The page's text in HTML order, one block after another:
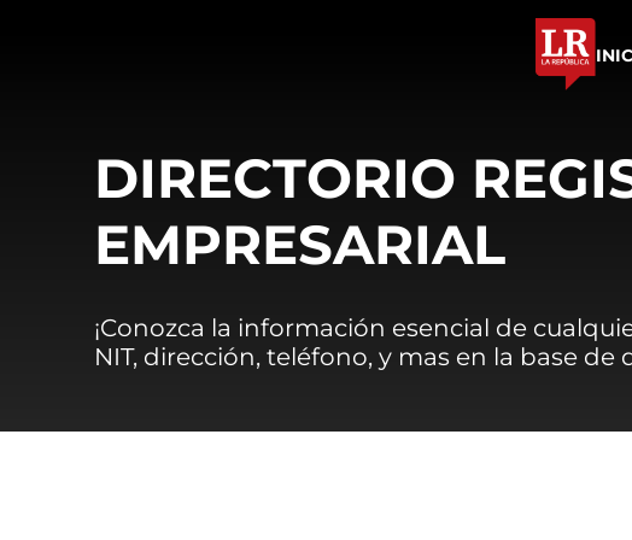
DIRECTORIO
EMPRESARIAL
¡Conozca la información esencial de
NIT, dirección, teléfono, y mas en la base